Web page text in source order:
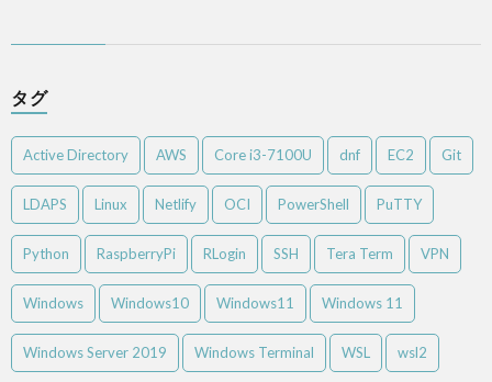
タグ
Active Directory AWS Core i3-7100U dnf EC2 Git
LDAPS Linux Netlify OCI PowerShell PuTTY
Python RaspberryPi RLogin SSH Tera Term VPN
Windows Windows10 Windows11 Windows 11
Windows Server 2019 Windows Terminal WSL wsl2